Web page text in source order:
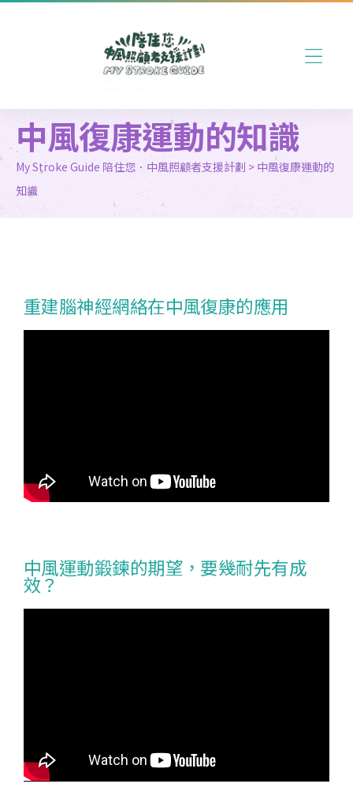
中風復康運動的知識
My Stroke Guide 陪住您．中風照顧者支援計劃 > 中風復康運動的
知識
重建腦神經網絡在中風復康的應用
中風運動鍛鍊的期望，要幾耐先有成
效？